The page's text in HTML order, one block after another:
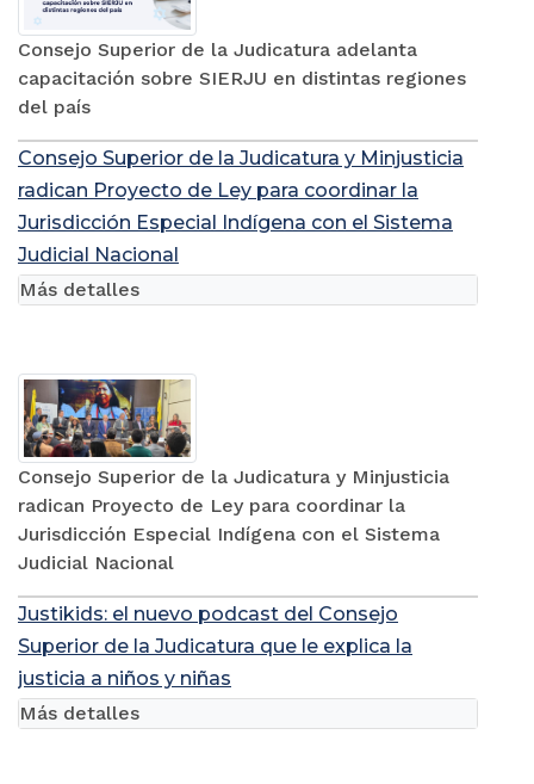
Consejo Superior de la Judicatura adelanta
capacitación sobre SIERJU en distintas regiones
del país
Consejo Superior de la Judicatura y Minjusticia
radican Proyecto de Ley para coordinar la
Jurisdicción Especial Indígena con el Sistema
Judicial Nacional
Consejo Superior de la Judicatura y Minjusticia
radican Proyecto de Ley para coordinar la
Jurisdicción Especial Indígena con el Sistema
Judicial Nacional
Más detalles
Justikids: el nuevo podcast del Consejo
Superior de la Judicatura que le explica la
justicia a niños y niñas
Más detalles